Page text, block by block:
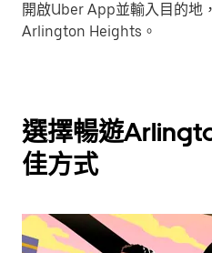
開啟Uber App並輸入目的地
Arlington Heights。
選擇暢遊
佳方式